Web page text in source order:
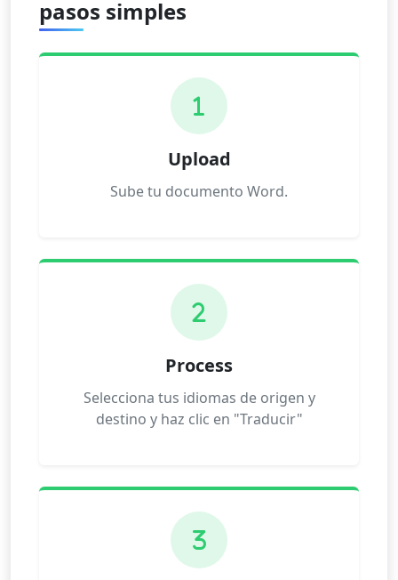
pasos simples
1
Upload
Sube tu documento Word.
2
Process
Selecciona tus idiomas de origen y
destino y haz clic en "Traducir"
3